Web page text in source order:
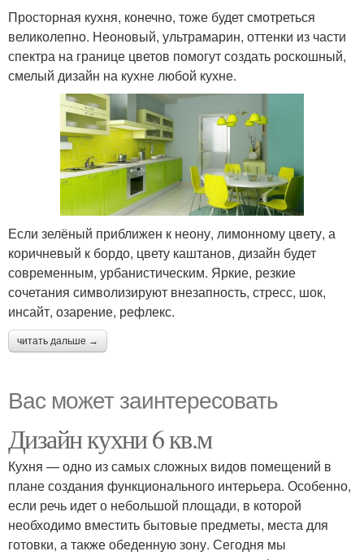
Просторная кухня, конечно, тоже будет смотреться
великолепно. Неоновый, ультрамарин, оттенки из части
спектра на границе цветов помогут создать роскошный,
смелый дизайн на кухне любой кухне.
Если зелёный приближен к неону, лимонному цвету, а
коричневый к бордо, цвету каштанов, дизайн будет
современным, урбанистическим. Яркие, резкие
сочетания символизируют внезапность, стресс, шок,
инсайт, озарение, рефлекс.
читать дальше →
Вас может заинтересовать
Дизайн кухни 6 кв.м
Кухня — одно из самых сложных видов помещений в
плане создания функционального интерьера. Особенно,
если речь идет о небольшой площади, в которой
необходимо вместить бытовые предметы, места для
готовки, а также обеденную зону. Сегодня мы